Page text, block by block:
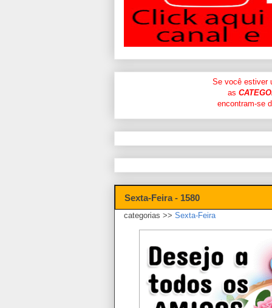
Se você estiver
as
encontram-se
Sexta-Feira - 1580
categorias >> Sexta-Feira